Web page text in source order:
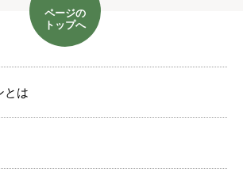
ページの
トップへ
とは